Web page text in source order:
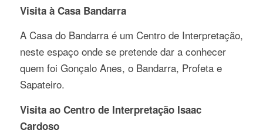
Visita à Casa Bandarra
A Casa do Bandarra é um Centro de Interpretação,
neste espaço onde se pretende dar a conhecer
quem foi Gonçalo Anes, o Bandarra, Profeta e
Sapateiro.
Visita ao Centro de Interpretação Isaac
Cardoso